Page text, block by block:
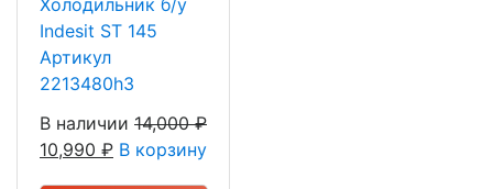
Indesit ST 145
Артикул
2213480h3
В наличии 14,000₽
10,990 ₽ В корзину